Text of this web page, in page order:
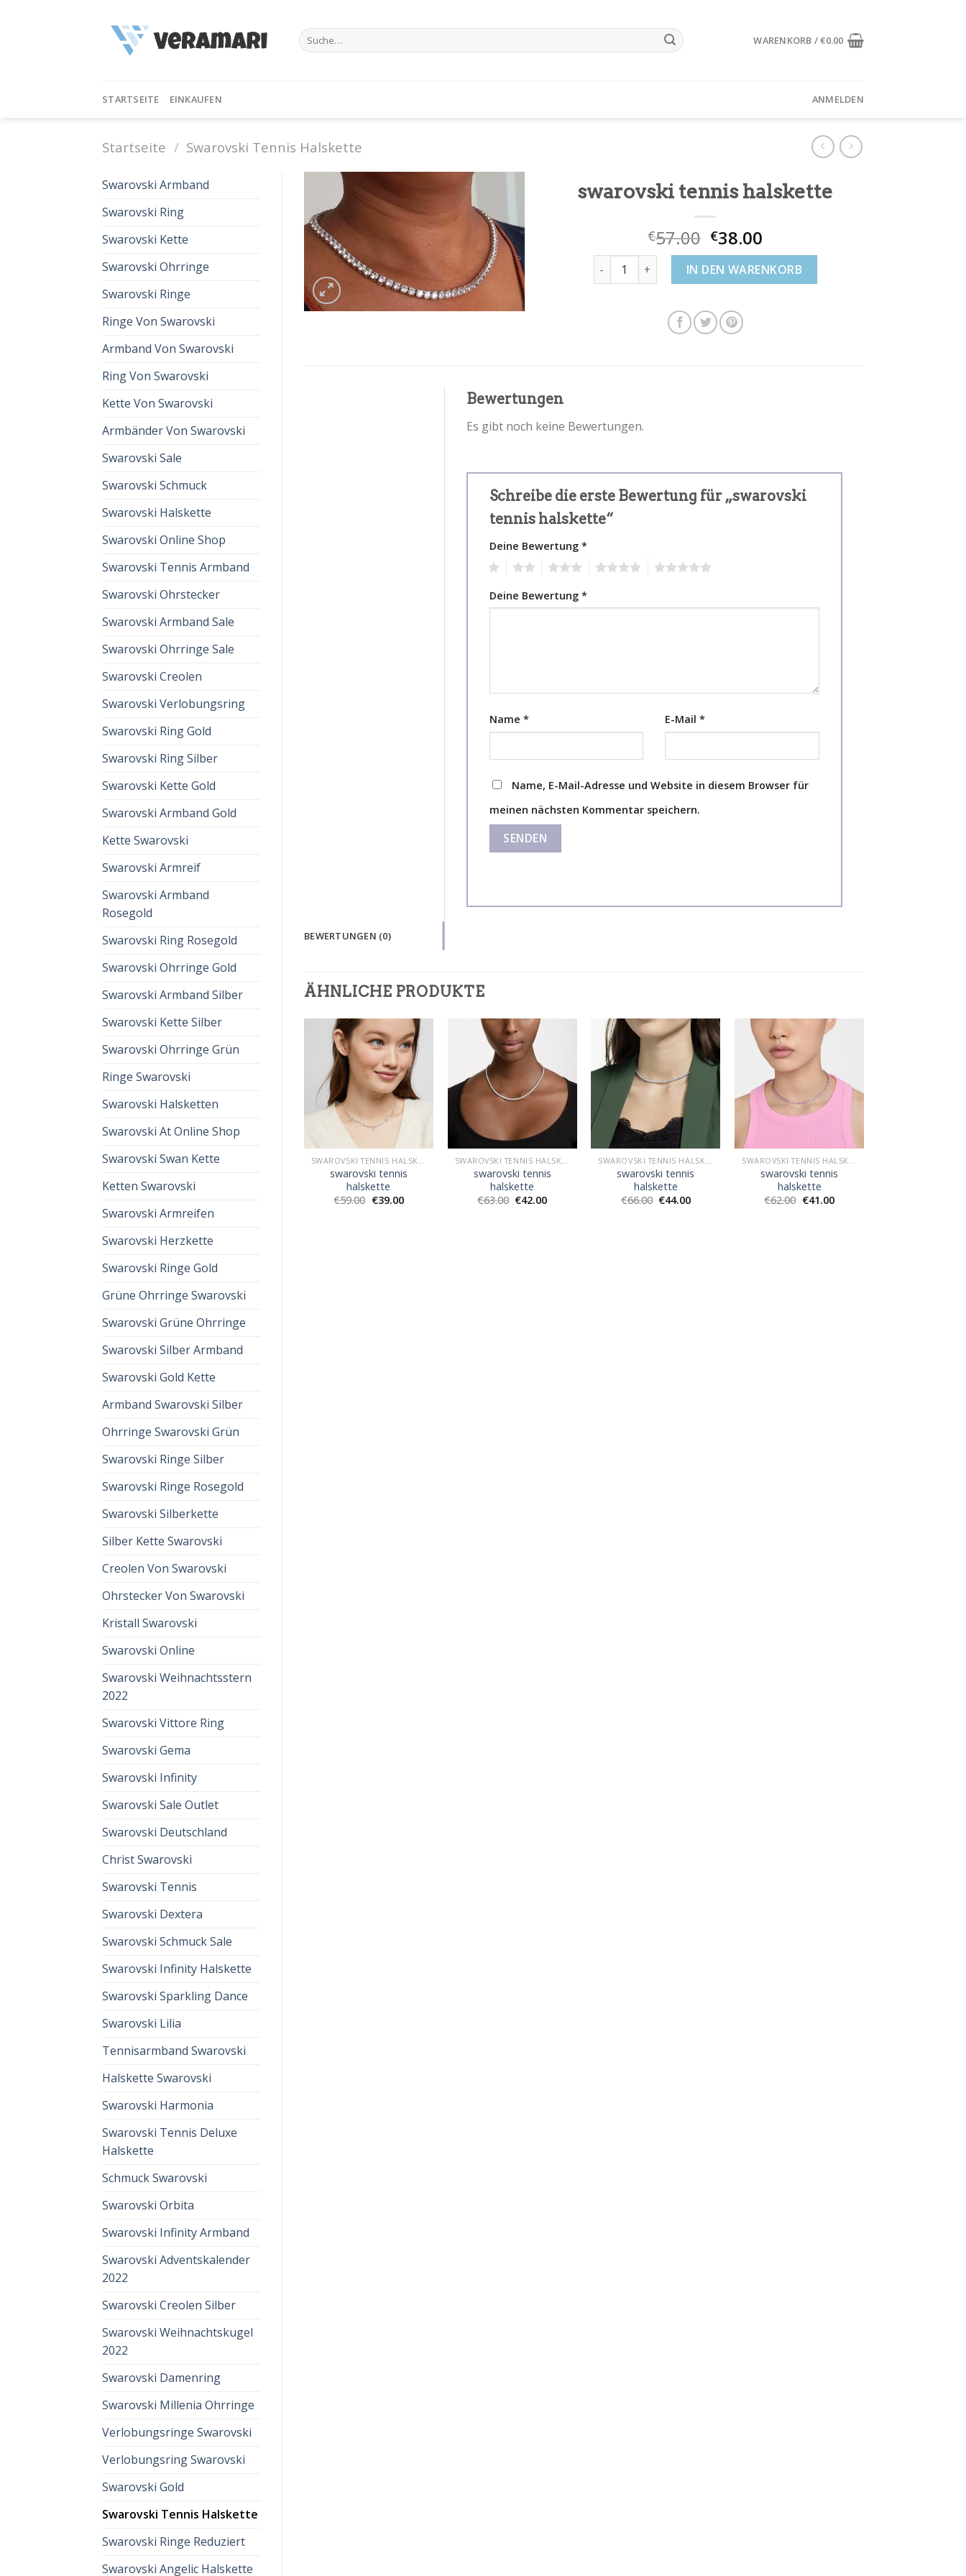
Suche
nach:
WARENKORB /€0.00
STARTSEITE EINKAUFEN ANMELDEN
Startseite / Swarovski Tennis Halskette
Swarovski Armband
Swarovski Ring
Swarovski Kette
Swarovski Ohrringe
Swarovski Ringe
Ringe Von Swarovski
Armband Von Swarovski
Ring Von Swarovski
Kette Von Swarovski
Armbänder Von Swarovski
Swarovski Sale
Swarovski Schmuck
Swarovski Halskette
Swarovski Online Shop
Swarovski Tennis Armband
Swarovski Ohrstecker
Swarovski Armband Sale
Swarovski Ohrringe Sale
Swarovski Creolen
Swarovski Verlobungsring
Swarovski Ring Gold
Swarovski Ring Silber
Swarovski Kette Gold
Swarovski Armband Gold
Kette Swarovski
Swarovski Armreif
Swarovski Armband
Rosegold
Swarovski Ring Rosegold
Swarovski Ohrringe Gold
Swarovski Armband Silber
Swarovski Kette Silber
Swarovski Ohrringe Grün
Ringe Swarovski
Swarovski Halsketten
Swarovski At Online Shop
Swarovski Swan Kette
Ketten Swarovski
Swarovski Armreifen
Swarovski Herzkette
Swarovski Ringe Gold
Grüne Ohrringe Swarovski
Swarovski Grüne Ohrringe
Swarovski Silber Armband
Swarovski Gold Kette
Armband Swarovski Silber
Ohrringe Swarovski Grün
Swarovski Ringe Silber
Swarovski Ringe Rosegold
Swarovski Silberkette
Silber Kette Swarovski
Creolen Von Swarovski
Ohrstecker Von Swarovski
Kristall Swarovski
Swarovski Online
Swarovski Weihnachtsstern
2022
Swarovski Vittore Ring
Swarovski Gema
Swarovski Infinity
Swarovski Sale Outlet
Swarovski Deutschland
Christ Swarovski
Swarovski Tennis
Swarovski Dextera
Swarovski Schmuck Sale
Swarovski Infinity Halskette
Swarovski Sparkling Dance
Swarovski Lilia
Tennisarmband Swarovski
Halskette Swarovski
Swarovski Harmonia
Swarovski Tennis Deluxe
Halskette
Schmuck Swarovski
Swarovski Orbita
Swarovski Infinity Armband
Swarovski Adventskalender
2022
Swarovski Creolen Silber
Swarovski Weihnachtskugel
2022
Swarovski Damenring
Swarovski Millenia Ohrringe
Verlobungsringe Swarovski
Verlobungsring Swarovski
Swarovski Gold
Swarovski Tennis Halskette
Swarovski Ringe Reduziert
Swarovski Angelic Halskette
swarovski tennis halskette
€57.00 €38.00
swarovski tennis halskette Menge
IN DEN WARENKORB
BEWERTUNGEN (0)
Bewertungen
Es gibt noch keine Bewertungen.
Schreibe die erste Bewertung für „swarovski
tennis halskette“
Deine Bewertung *
Deine Bewertung *
Name * E-Mail*
Name, E-Mail-Adresse und Website in diesem Browser für
meinen nächsten Kommentar speichern.
ÄHNLICHE PRODUKTE
swarovski tennis
halskette
€59.00 €39.00
swarovski tennis
halskette
€63.00 €42.00
swarovski tennis
halskette
€66.00 €44.00
swarovski tennis
halskette
€62.00 €41.00
SWAROVSKI TENNIS HALSKETTE
halskette